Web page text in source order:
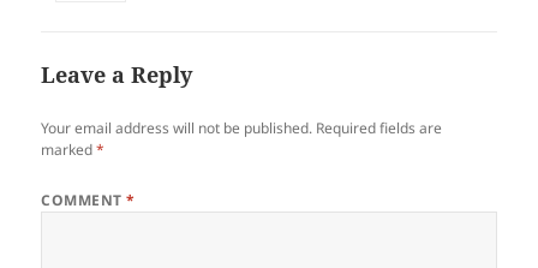
Leave a Reply
Your email address will not be published. Required fields are
marked*
COMMENT*